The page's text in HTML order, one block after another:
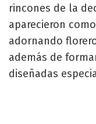
rincones de la
aparecieron
adornando
además de
diseñadas